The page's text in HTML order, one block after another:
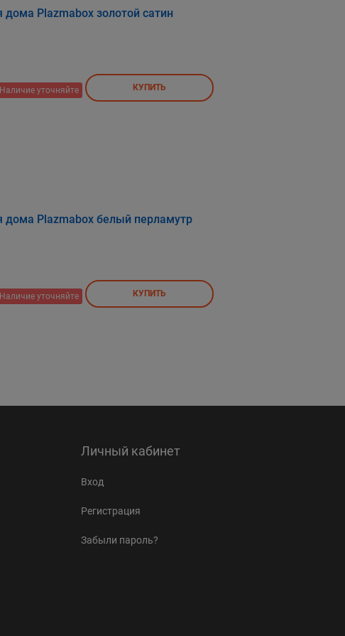
дома Plazmabox золотой сатин
Наличие уточняйте КУПИТЬ
дома Plazmabox белый перламутр
Наличие уточняйте КУПИТЬ
Личный кабинет
Вход
Регистрация
Забыли пароль?